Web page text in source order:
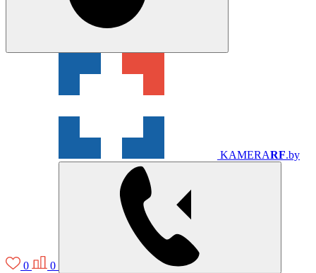
KAMERARF.by
0
0